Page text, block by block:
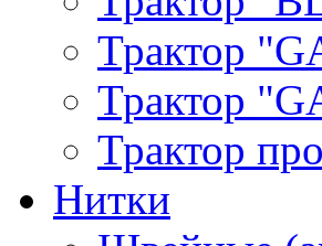
Трактор
Трактор
Трактор
Нитки